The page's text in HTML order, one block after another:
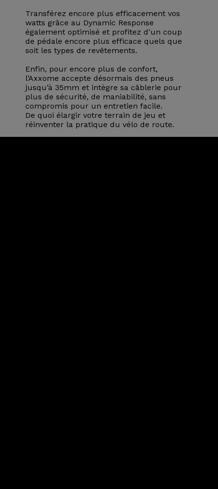
Transférez encore plus efficacement vos
watts grâce au Dynamic Response
également optimisé et profitez d'un coup
de pédale encore plus efficace quels que
soit les types de revêtements.
Enfin, pour encore plus de confort,
l’Axxome accepte désormais des pneus
jusqu’à 35mm et intègre sa câblerie pour
plus de sécurité, de maniabilité, sans
compromis pour un entretien facile.
De quoi élargir votre terrain de jeu et
réinventer la pratique du vélo de route.